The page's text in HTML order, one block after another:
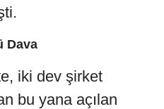
Dava
iki dev şirket
bu yana açılan